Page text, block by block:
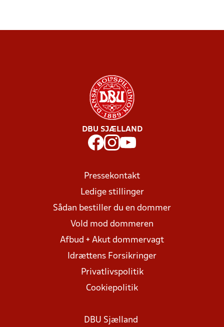
DBU SJÆLLAND
Pressekontakt
Ledige stillinger
Sådan bestiller du en dommer
Vold mod dommeren
Afbud + Akut dommervagt
Idrættens Forsikringer
Privatlivspolitik
Cookiepolitik
DBU Sjælland